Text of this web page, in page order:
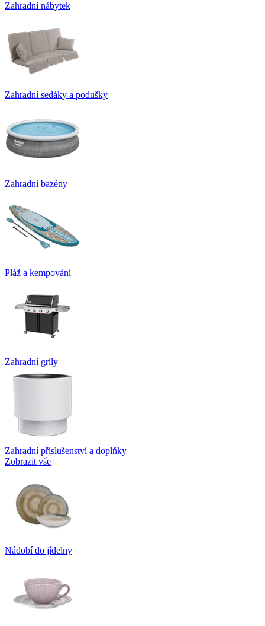
Zahradní nábytek
Zahradní sedáky a podušky
Zahradní bazény
Pláž a kempování
Zahradní grily
Zahradní příslušenství a doplňky
Zobrazit vše
Nádobí do jídelny